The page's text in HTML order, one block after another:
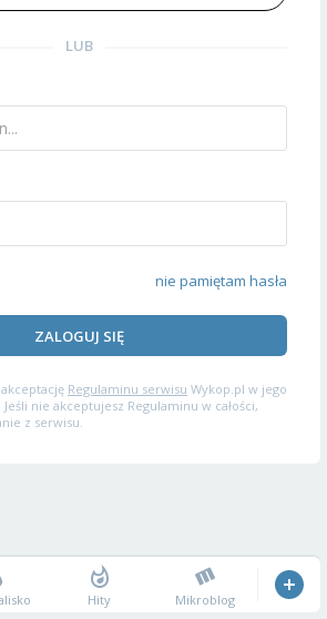
LUB
nie pamiętam hasła
ZALOGUJ SIĘ
Regulaminu serwisu Wykop.pl w jego
nie akceptujesz Regulaminu w całości,
z serwisu.
Hity Mikroblog